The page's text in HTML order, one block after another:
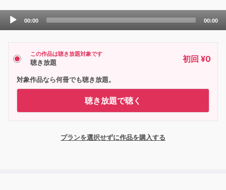
Audio
00:00 00:00
この作品は聴き放題対象です
聴き放題 初回 ¥0
対象作品なら何冊でも聴き放題。
聴き放題で聴く
プランを選択せずに作品を購入する